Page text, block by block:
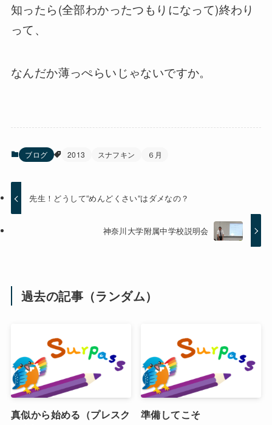
知ったら(全部わかったつもりになって)終わり
って、
なんだか薄っぺらいじゃないですか。
ブログ 2013 スナフキン ６月
先生！どうして“めんどくさい“はダメなの？
神奈川大学附属中学校説明会
過去の記事（ランダム）
真似から始める（プレスク
準備してこそ